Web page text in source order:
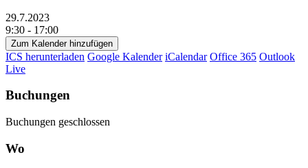
29.7.2023
9:30 - 17:00
Zum Kalender hinzufügen
ICS herunterladen Google Kalender iCalendar Office 365 Outlook
Live
Buchungen
Buchungen geschlossen
Wo